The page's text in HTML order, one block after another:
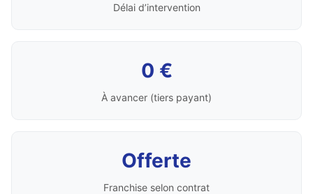
Délai d’intervention
0 €
À avancer (tiers payant)
Offerte
Franchise selon contrat